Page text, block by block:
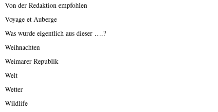
Von der Redaktion empfohlen
Voyage et Auberge
Was wurde eigentlich aus dieser ….?
Weihnachten
Weimarer Republik
Welt
Wetter
Wildlife